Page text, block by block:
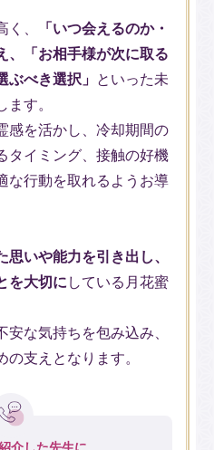
、
「いつ会えるのか・
、「お相手様が次に取る
べき選択」 といった未
す。
感を活かし、冷却期間の
タイミング、接触の好機
な行動を取れるようお導
思いや能力を引き出し、
を大切にしている月花蜜
な気持ちを包み込み、
支えとなります。